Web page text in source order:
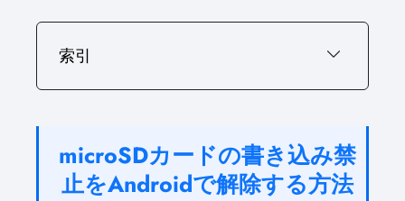
索引
microSDカードの書き込み禁
止をAndroidで解除する方法